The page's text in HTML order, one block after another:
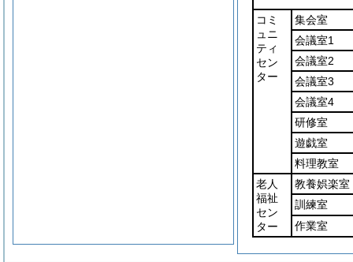
コミ
ュニ
ティ
セン
ター
集会室
会議室1
会議室2
会議室3
会議室4
研修室
遊戯室
料理教室
老人
福祉
セン
ター
教養娯楽室
訓練室
作業室